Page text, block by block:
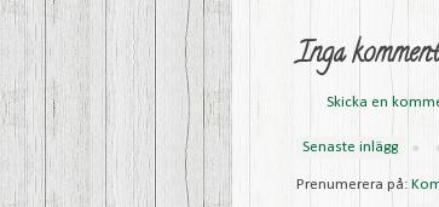
Inga
Skicka en
Senaste inlägg
Prenumerera på: